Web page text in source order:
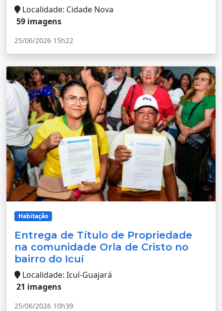
Localidade: Cidade Nova
59 imagens
25/06/2026 15h22
Habitação
Entrega de Título de Propriedade
na comunidade Orla de Cristo no
bairro do Icuí
Localidade: Icuí-Guajará
21 imagens
25/06/2026 10h39